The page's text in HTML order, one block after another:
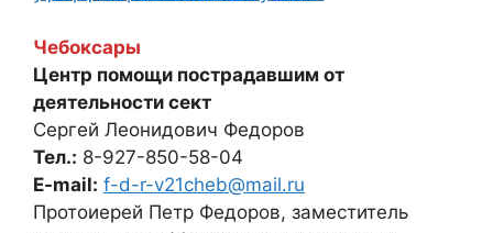
Чебоксары
Центр помощи пострадавшим от
деятельности сект
Сергей Леонидович Федоров
Тел.: 8-927-850-58-04
E-mail: f-d-r-v21cheb@mail.ru
Протоиерей Петр Федоров, заместитель